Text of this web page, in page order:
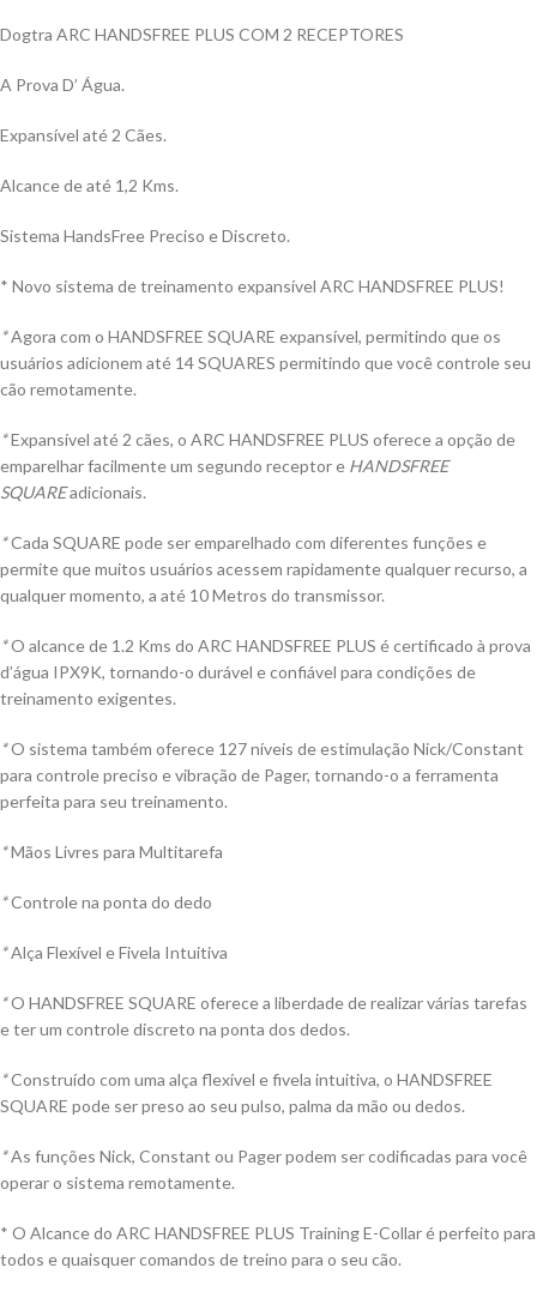
Dogtra ARC HANDSFREE PLUS COM 2 RECEPTORES
A Prova D’ Água.
Expansível até 2 Cães.
Alcance de até 1,2 Kms.
Sistema HandsFree Preciso e Discreto.
* Novo sistema de treinamento expansível ARC HANDSFREE PLUS!
*Agora com o HANDSFREE SQUARE expansível, permitindo que os
usuários adicionem até 14 SQUARES permitindo que você controle seu
cão remotamente.
*Expansível até 2 cães, o ARC HANDSFREE PLUS oferece a opção de
emparelhar facilmente um segundo receptor e HANDSFREE
SQUAREadicionais.
*Cada SQUARE pode ser emparelhado com diferentes funções e
permite que muitos usuários acessem rapidamente qualquer recurso, a
qualquer momento, a até 10 Metros do transmissor.
*O alcance de 1.2 Kms do ARC HANDSFREE PLUS é certificado à prova
d’água IPX9K, tornando-o durável e confiável para condições de
treinamento exigentes.
*O sistema também oferece 127 níveis de estimulação Nick/Constant
para controle preciso e vibração de Pager, tornando-o a ferramenta
perfeita para seu treinamento.
*Mãos Livres para Multitarefa
*Controle na ponta do dedo
*Alça Flexível e Fivela Intuitiva
*O HANDSFREE SQUARE oferece a liberdade de realizar várias tarefas
e ter um controle discreto na ponta dos dedos.
*Construído com uma alça flexível e fivela intuitiva, o HANDSFREE
SQUARE pode ser preso ao seu pulso, palma da mão ou dedos.
*As funções Nick, Constant ou Pager podem ser codificadas para você
operar o sistema remotamente.
* O Alcance do ARC HANDSFREE PLUS Training E-Collar é perfeito para
todos e quaisquer comandos de treino para o seu cão.